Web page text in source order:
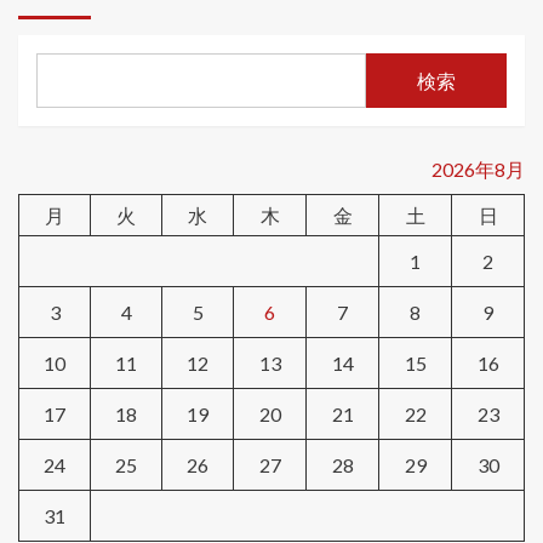
検索
2026年8月
月
火 水 木 金 土
日
1
2
3 4 5 6 7 8 9
10 11 12 13 14 15 16
17 18 19 20 21 22 23
24 25 26 27 28 29 30
31